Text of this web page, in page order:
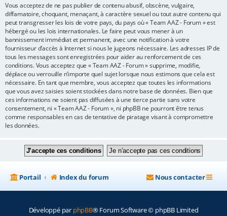
Vous acceptez de ne pas publier de contenu abusif, obscène, vulgaire,
diffamatoire, choquant, menaçant, à caractère sexuel ou tout autre contenu qui
peut transgresser les lois de votre pays, du pays où « Team AAZ - Forum » est
hébergé ou les lois internationales. Le faire peut vous mener à un
bannissement immédiat et permanent, avec une notification à votre
fournisseur d’accès à Internet si nous le jugeons nécessaire. Les adresses IP de
tous les messages sont enregistrées pour aider au renforcement de ces
conditions. Vous acceptez que « Team AAZ - Forum » supprime, modifie,
déplace ou verrouille n’importe quel sujet lorsque nous estimons que cela est
nécessaire. En tant que membre, vous acceptez que toutes les informations
que vous avez saisies soient stockées dans notre base de données. Bien que
ces informations ne soient pas diffusées à une tierce partie sans votre
consentement, ni « Team AAZ - Forum », ni phpBB ne pourront être tenus
comme responsables en cas de tentative de piratage visant à compromettre
les données.
Portail Index du forum Nous contacter
Développé par phpBB® Forum Software © phpBB Limited